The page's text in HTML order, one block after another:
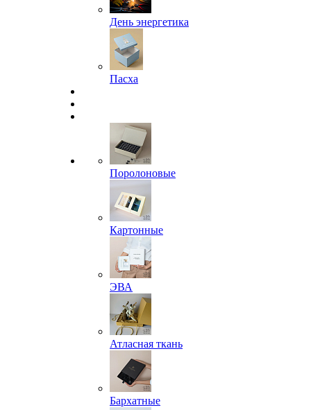
День энергетика
Пасха
Поролоновые
Картонные
ЭВА
Атласная ткань
Бархатные